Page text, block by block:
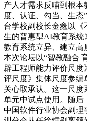
产人才需求反哺到根本
度、认证、勾当、生
台学校副校长金鑫以《
生的普惠型AI教育系
教育系统立异、建立高
本次论坛以“智教融合
辟工程师能力评价尺度
评尺度》集体尺度参
关心取承认。这一尺度
单元中试点使用。随后
中国软件行业协会副